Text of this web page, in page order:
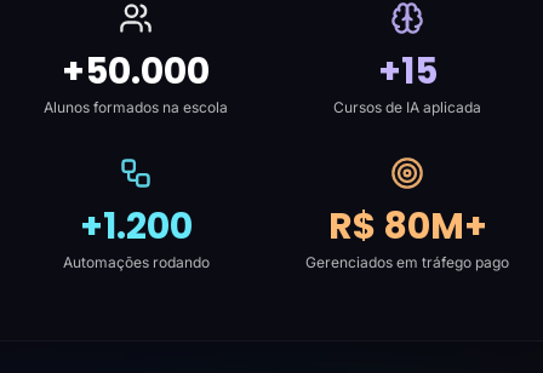
+50.000
Alunos formados na escola
+15
Cursos de IA aplicada
+1.200
Automações rodando
R$ 80M+
Gerenciados em tráfego pago